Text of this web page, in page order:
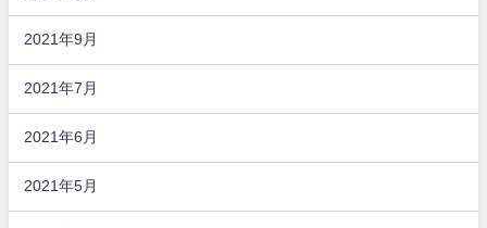
2021年9月
2021年7月
2021年6月
2021年5月